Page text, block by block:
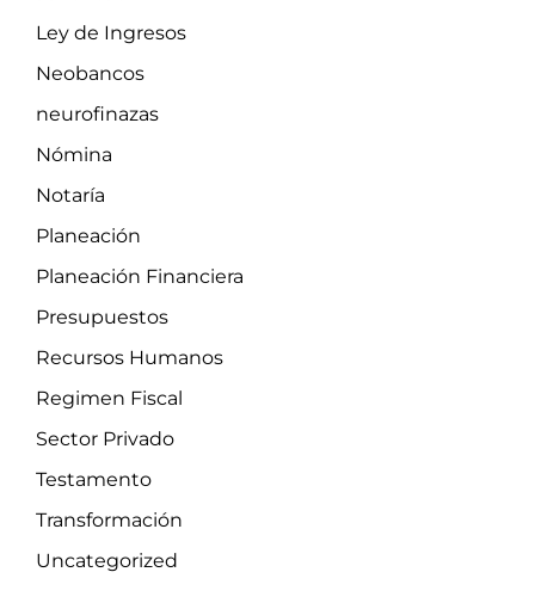
Ley de Ingresos
Neobancos
neurofinazas
Nómina
Notaría
Planeación
Planeación Financiera
Presupuestos
Recursos Humanos
Regimen Fiscal
Sector Privado
Testamento
Transformación
Uncategorized